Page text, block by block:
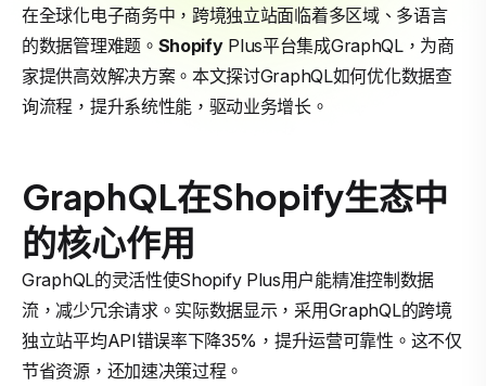
在全球化电子商务中，跨境独立站面临着多区域、多语言
的数据管理难题。 ShopifyPlus平台集成GraphQL，为商
家提供高效解决方案。本文探讨GraphQL如何优化数据查
询流程，提升系统性能，驱动业务增长。
GraphQL在Shopify生态中
的核心作用
GraphQL的灵活性使Shopify Plus用户能精准控制数据
流，减少冗余请求。实际数据显示，采用GraphQL的跨境
独立站平均API错误率下降35%，提升运营可靠性。这不仅
节省资源，还加速决策过程。